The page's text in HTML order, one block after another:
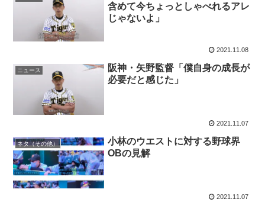
含めて今ちょっとしゃべれるアレ
じゃないよ」
2021.11.08
ニュース
阪神・矢野監督「僕自身の成長が
必要だと感じた」
2021.11.07
ネタ（その他）
小林のウエストに対する野球界
OBの見解
2021.11.07